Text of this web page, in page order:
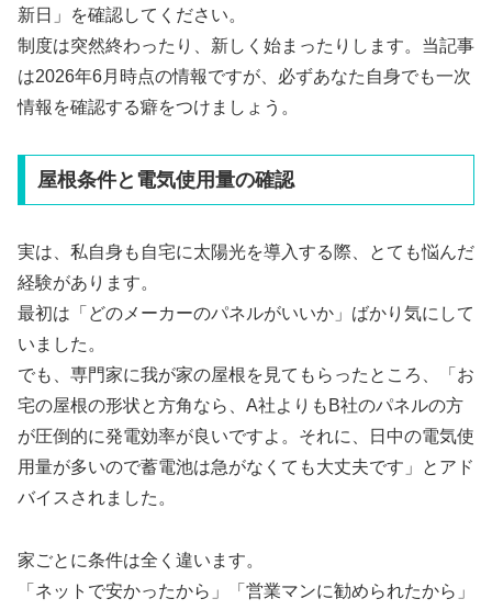
新日」を確認してください。
制度は突然終わったり、新しく始まったりします。当記事
は2026年6月時点の情報ですが、必ずあなた自身でも一次
情報を確認する癖をつけましょう。
屋根条件と電気使用量の確認
実は、私自身も自宅に太陽光を導入する際、とても悩んだ
経験があります。
最初は「どのメーカーのパネルがいいか」ばかり気にして
いました。
でも、専門家に我が家の屋根を見てもらったところ、「お
宅の屋根の形状と方角なら、A社よりもB社のパネルの方
が圧倒的に発電効率が良いですよ。それに、日中の電気使
用量が多いので蓄電池は急がなくても大丈夫です」とアド
バイスされました。
家ごとに条件は全く違います。
「ネットで安かったから」「営業マンに勧められたから」